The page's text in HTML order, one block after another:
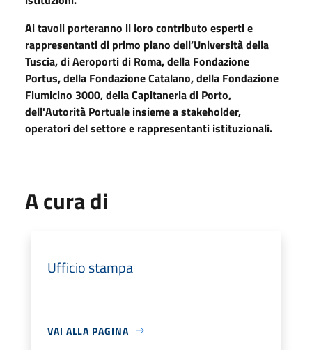
Ai tavoli porteranno il loro contributo esperti e
rappresentanti di primo piano dell’Università della
Tuscia, di Aeroporti di Roma, della Fondazione
Portus, della Fondazione Catalano, della Fondazione
Fiumicino 3000, della Capitaneria di Porto,
dell'Autorità Portuale insieme a stakeholder,
operatori del settore e rappresentanti istituzionali.
A cura di
Ufficio stampa
VAI ALLA PAGINA